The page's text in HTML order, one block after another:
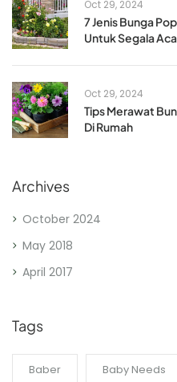
Oct 29, 2024
7 Jenis Bunga
Untuk Segala
Oct 29, 2024
Tips Merawat
Di Rumah
Archives
October 2024
May 2018
April 2017
Tags
Baber Baby Needs